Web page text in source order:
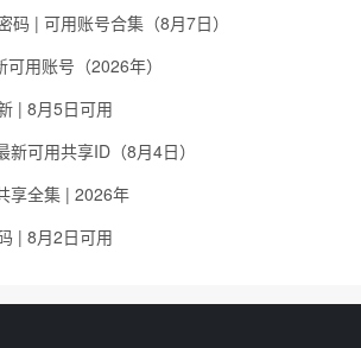
| 可用账号合集（8月7日）
用账号（2026年）
| 8月5日可用
可用共享ID（8月4日）
享全集 | 2026年
| 8月2日可用